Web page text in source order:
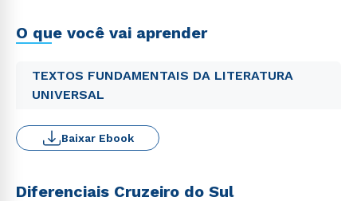
O que você vai aprender
TEXTOS FUNDAMENTAIS DA LITERATURA
UNIVERSAL
Baixar Ebook
Diferenciais Cruzeiro do Sul